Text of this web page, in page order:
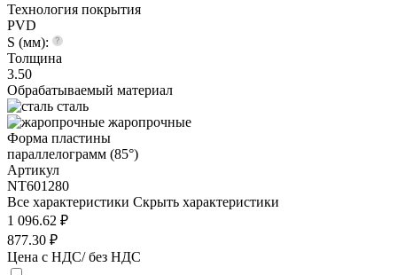
Технология покрытия
PVD
S (мм):
Толщина
3.50
Обрабатываемый материал
сталь
жаропрочные
Форма пластины
параллелограмм (85°)
Артикул
NT601280
Все характеристики Скрыть характеристики
1 096.62 ₽
877.30 ₽
Цена с НДС/ без НДС